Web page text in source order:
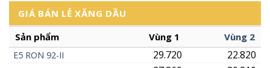
GIÁ BÁN LẺ XĂNG DẦU
Sản phẩm
Vùng 1 Vùng 2
E5 RON 92-II 22.820
29.720